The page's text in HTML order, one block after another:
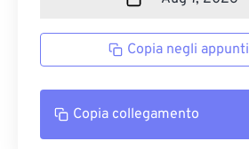
Copia negli appunti
Copia collegamento